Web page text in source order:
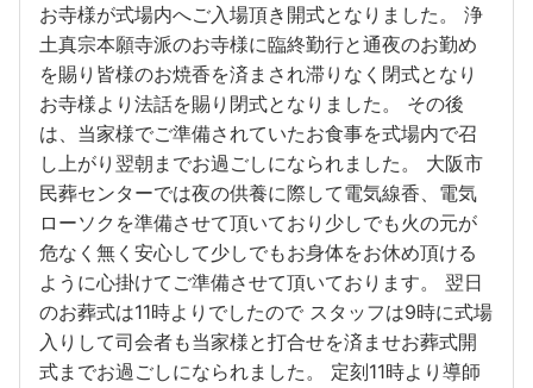
お寺様が式場内へご入場頂き開式となりました。 浄
土真宗本願寺派のお寺様に臨終勤行と通夜のお勤め
を賜り皆様のお焼香を済まされ滞りなく閉式となり
お寺様より法話を賜り閉式となりました。 その後
は、当家様でご準備されていたお食事を式場内で召
し上がり翌朝までお過ごしになられました。 大阪市
民葬センターでは夜の供養に際して電気線香、電気
ローソクを準備させて頂いており少しでも火の元が
危なく無く安心して少しでもお身体をお休め頂ける
ように心掛けてご準備させて頂いております。 翌日
のお葬式は11時よりでしたので スタッフは9時に式場
入りして司会者も当家様と打合せを済ませお葬式開
式までお過ごしになられました。 定刻11時より導師